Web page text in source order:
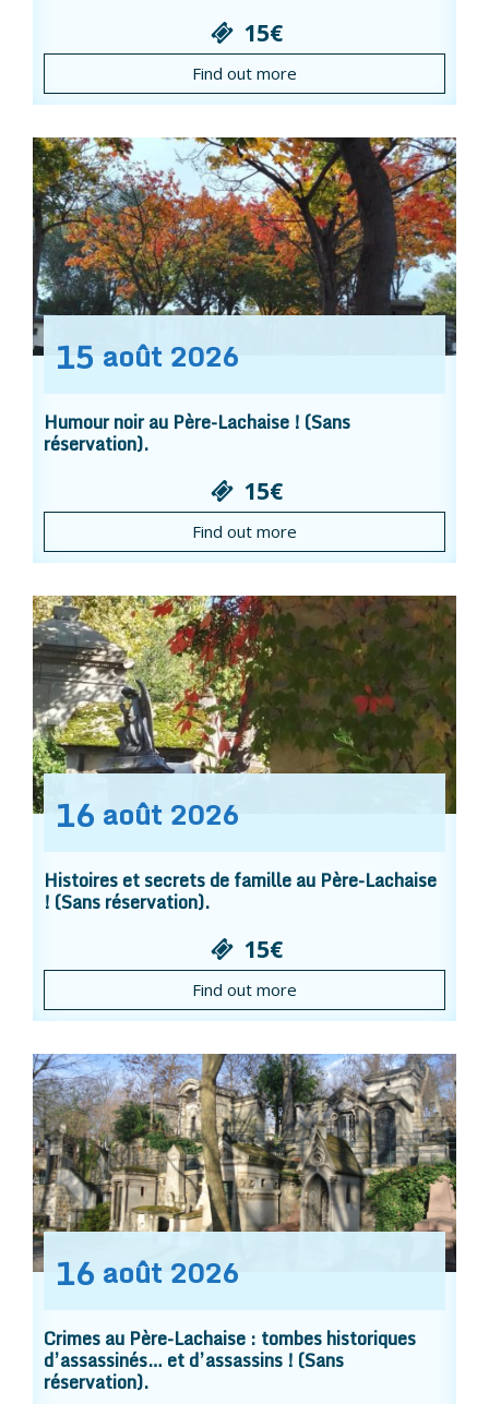
15€
Find out more
15 août 2026
Humour noir au Père-Lachaise ! (Sans
réservation).
15€
Find out more
16 août 2026
Histoires et secrets de famille au Père-Lachaise
! (Sans réservation).
15€
Find out more
16 août 2026
Crimes au Père-Lachaise : tombes historiques
d’assassinés… et d’assassins ! (Sans
réservation).